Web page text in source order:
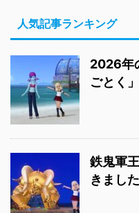
人気記事ランキング
2026年
ごとく
鉄鬼軍
きました